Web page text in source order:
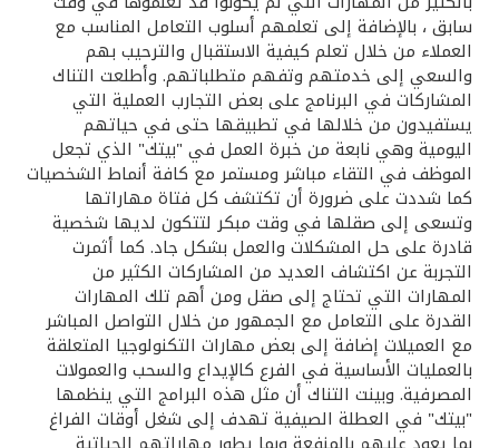
مواقع الفروع وأجهزة الصرف الآلي
ألمانيا
ماليزيا
تركيا
مصر
المملكة المتحدة
مملكة البحرين
سابق ، بالإضافة إلى تعلمهم أسلوب التعامل المناسب مع
العملاء من خلال تعلم كيفية الاستقبال والترحيب بهم
والسعي إلى خدمتهم وتفهم متطلباتهم. وأطلعت التناك
المشاركات في البرنامج على بعض التجارب العملية التي
يستفيدون من خلالها في تطبيقها حتى في حياتهم
اليومية وهي نابعة من خبرة العمل في "بيتك" الذي تجعل
الموظف في التقاء مباشر ومستمر مع كافة أنماط الشخصيات
كما شددت على ضرورة أن تكتشف كل فتاة مهاراتها
وتسعى إلى صقلها في وقت مبكر لتتكون لديها شخصية
قادرة على حل المشكلات والعمل بشكل جاد. كما أثمرت
التجربة عن اكتشاف العديد من المشاركات الكثير من
المهارات التي تحتاج إلى صقل ومن أهم تلك المهارات
القدرة على التعامل مع الجمهور من خلال التواصل المباشر
مع العميلات إضافة إلى بعض مهارات التكنولوجيا المتعلقة
بالعمليات الأساسية في الفرع كالإيداع والسحب والعمولات
المصرفية. وبينت التناك أن مثل هذه البرامج التي ينظمها
"بيتك" في العطلة الصيفية تهدف إلى شغل أوقات الفراغ